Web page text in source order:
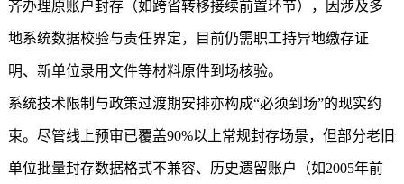
齐办理原账户封存（如跨省转移接续前置环节），因涉及多
地系统数据校验与责任界定，目前仍需职工持异地缴存证
明、新单位录用文件等材料原件到场核验。
系统技术限制与政策过渡期安排亦构成“必须到场”的现实约
束。尽管线上预审已覆盖90%以上常规封存场景，但部分老旧
单位批量封存数据格式不兼容、历史遗留账户（如2005年前